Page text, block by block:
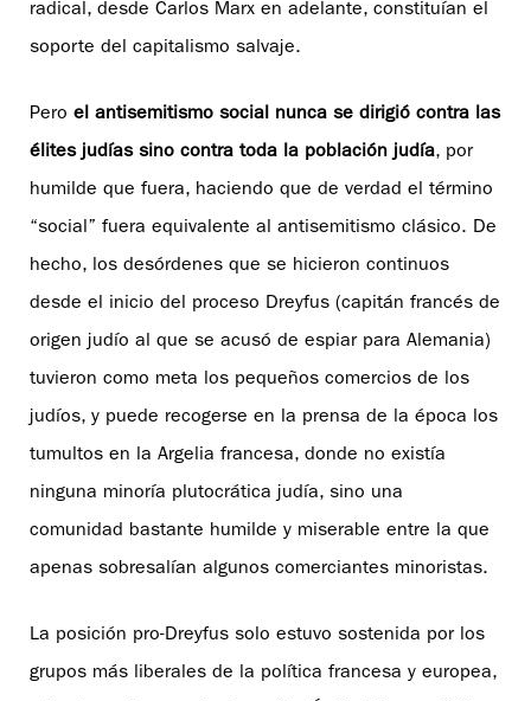
radical, desde Carlos Marx en adelante, constituían el
soporte del capitalismo salvaje.
Pero el antisemitismo social nunca se dirigió contra las
élites judías sino contra toda la población judía, por
humilde que fuera, haciendo que de verdad el término
“social” fuera equivalente al antisemitismo clásico. De
hecho, los desórdenes que se hicieron continuos
desde el inicio del proceso Dreyfus (capitán francés de
origen judío al que se acusó de espiar para Alemania)
tuvieron como meta los pequeños comercios de los
judíos, y puede recogerse en la prensa de la época los
tumultos en la Argelia francesa, donde no existía
ninguna minoría plutocrática judía, sino una
comunidad bastante humilde y miserable entre la que
apenas sobresalían algunos comerciantes minoristas.
La posición pro-Dreyfus solo estuvo sostenida por los
grupos más liberales de la política francesa y europea,